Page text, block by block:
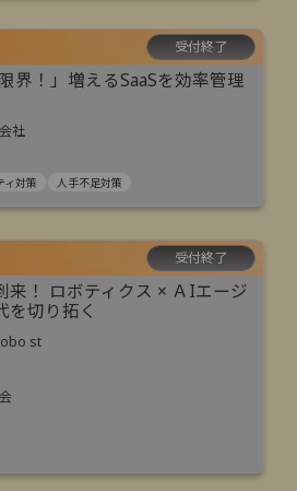
受付終了
界！」増えるSaaSを効率管理
社
ィ対策 人手不足対策
受付終了
来！ ロボティクス × ＡIエージ
を切り拓く
st